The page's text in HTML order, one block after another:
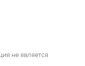
не является